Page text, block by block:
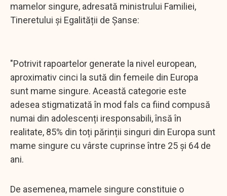
mamelor singure, adresată ministrului Familiei,
Tineretului și Egalității de Șanse:
"Potrivit rapoartelor generate la nivel european,
aproximativ cinci la sută din femeile din Europa
sunt mame singure. Această categorie este
adesea stigmatizată în mod fals ca fiind compusă
numai din adolescenți iresponsabili, însă în
realitate, 85% din toți părinții singuri din Europa sunt
mame singure cu vârste cuprinse între 25 și 64 de
ani.
De asemenea, mamele singure constituie o